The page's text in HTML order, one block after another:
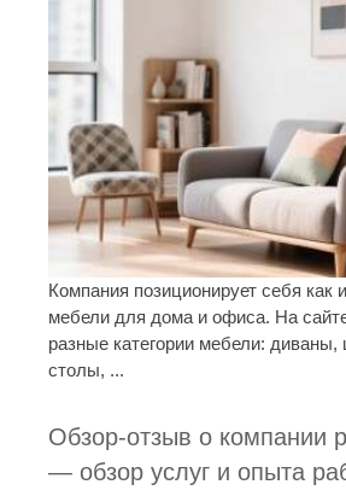
Компания позиционирует себя как
мебели для дома и офиса. На
разные категории мебели:
столы, ...
Обзор-отзыв о компании
— обзор услуг и опыта